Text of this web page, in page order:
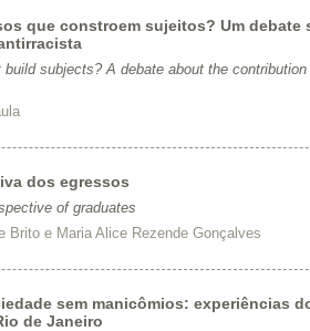
que constroem sujeitos? Um debate
subjects? A debate about the
dos egressos
of graduates
Brito e Maria Alice Rezende Gonçalves
sem manicômios: experiências
de Janeiro